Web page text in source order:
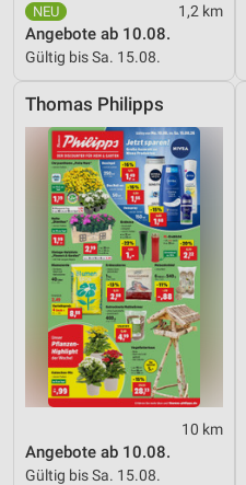
1,2 km
Angebote ab 10.08.
Gültig bis Sa. 15.08.
Thomas Philipps
10 km
Angebote ab 10.08.
Gültig bis Sa. 15.08.